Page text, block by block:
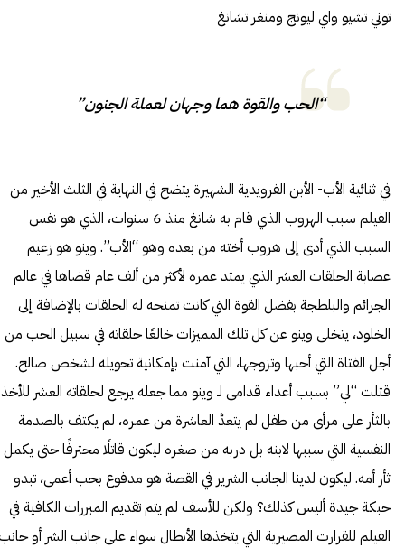
توني تشيو واي ليونج ومنغر تشانغ
“الحب والقوة هما وجهان لعملة الجنون”
في ثنائية الأب- الأبن الفرويدية الشهيرة يتضح في النهاية في الثلث الأخير من
الفيلم سبب الهروب الذي قام به شانغ منذ 6 سنوات، الذي هو نفس
السبب الذي أدى إلى هروب أخته من بعده وهو “الأب”. وينو هو زعيم
عصابة الحلقات العشر الذي يمتد عمره لأكثر من ألف عام قضاها في عالم
الجرائم والبلطجة بفضل القوة التي كانت تمنحه له الحلقات بالإضافة إلى
الخلود، يتخلى وينو عن كل تلك المميزات خالعًا حلقاته في سبيل الحب من
أجل الفتاة التي أحبها وتزوجها، التي آمنت بإمكانية تحويله لشخص صالح.
قتلت “لي” بسبب أعداء قدامى لـ وينو مما جعله يرجع لحلقاته العشر للأخذ
بالثأر على مرأى من طفل لم يتعدَّ العاشرة من عمره، لم يكتف بالصدمة
النفسية التي سببها لابنه بل دربه من صغره ليكون قاتلًا محترفًا حتى يكمل
ثأر أمه. ليكون لدينا الجانب الشرير في القصة هو مدفوع بحب أعمى، تبدو
حبكة جيدة أليس كذلك؟ ولكن للأسف لم يتم تقديم المبررات الكافية في
الفيلم للقرارت المصيرية التي يتخذها الأبطال سواء على جانب الشر أو